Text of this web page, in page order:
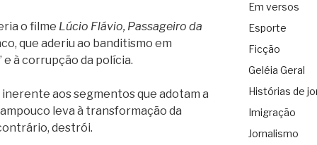
o filme Lúcio Flávio, Passageiro da
que aderiu ao banditismo em
e à corrupção da polícia.
aos segmentos que adotam a
leva à transformação da
destrói.
Em versos
Esporte
Ficção
Geléia Geral
Histórias de
Imigração
Jornalismo